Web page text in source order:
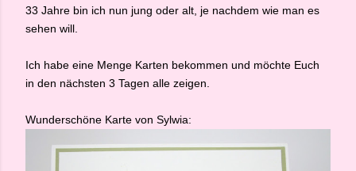
33 Jahre bin ich nun jung oder alt, je nachdem wie man es
sehen will.
Ich habe eine Menge Karten bekommen und möchte Euch
in den nächsten 3 Tagen alle zeigen.
Wunderschöne Karte von Sylwia: